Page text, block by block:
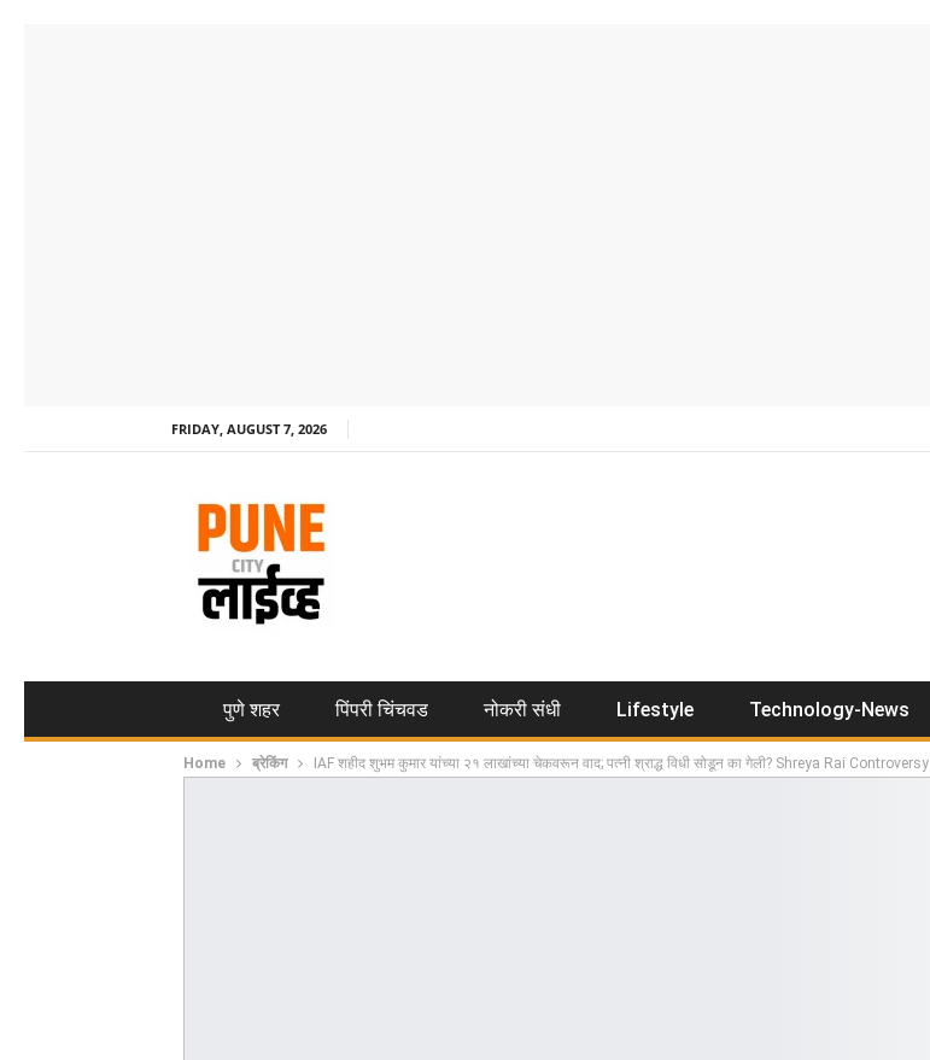
FRIDAY, AUGUST 7, 2026
पुणे शहर पिंपरी चिंचवड नोकरी संधी Lifestyle Technology-News
Home ब्रेकिंग IAF शहीद शुभम कुमार यांच्या २१ लाखांच्या चेकवरून वाद; पत्नी श्राद्ध विधी सोडून का गेली? Shreya Rai Controversy